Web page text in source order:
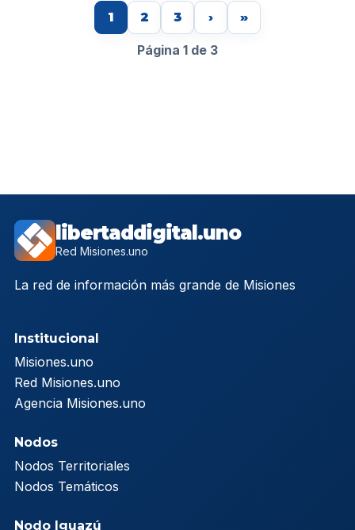
1 2 3 › »
Página 1 de 3
libertaddigital.uno
Red Misiones.uno
La red de información más grande de Misiones
Institucional
Misiones.uno
Red Misiones.uno
Agencia Misiones.uno
Nodos
Nodos Territoriales
Nodos Temáticos
Nodo Iguazú